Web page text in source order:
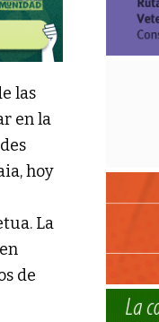
las
en la
hoy
La
de